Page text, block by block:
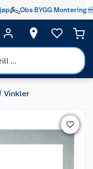
Obs BYGG Montering
Vinkler